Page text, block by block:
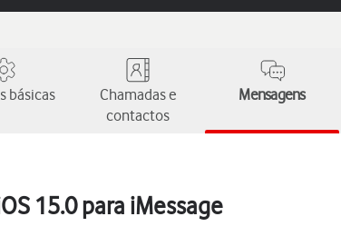
básicas
Chamadas e
contactos
Mensagens
15.0 para iMessage